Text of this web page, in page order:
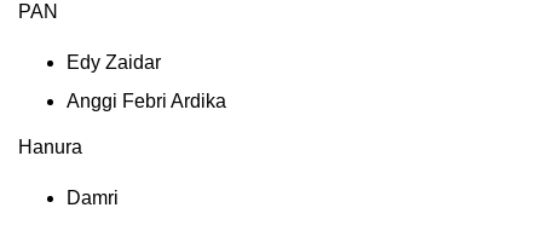
PAN
Edy Zaidar
Anggi Febri Ardika
Hanura
Damri